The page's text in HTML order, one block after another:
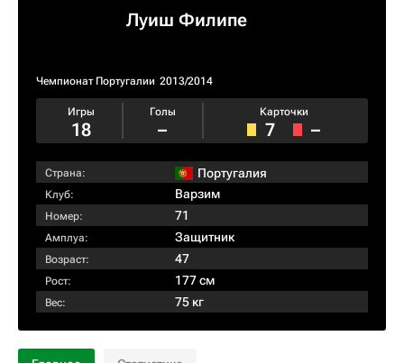
Луиш Филипе
Чемпионат Португалии 2013/2014
Игры
18
Голы
–
Карточки
7 –
Страна: Португалия
Клуб: Варзим
Номер: 71
Амплуа: Защитник
Возраст: 47
Рост: 177 см
Вес: 75 кг